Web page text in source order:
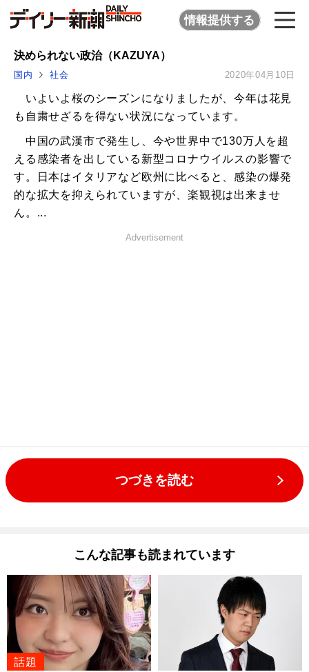
情報提供する
決められない政治（KAZUYA）
国内 社会 2020年04月10日
いよいよ桜のシーズンになりましたが、今年は花見
も自粛せざるを得ない状況になっています。
中国の武漢市で発生し、今や世界中で130万人を超
える感染者を出している新型コロナウイルスの影響で
す。日本はイタリアなど欧州に比べると、感染の爆発
的な拡大を抑えられていますが、楽観視は出来ませ
ん。...
Advertisement
つづきを読む
こんな記事も読まれています
話題